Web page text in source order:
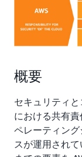
概要
セキュリティ
における共有
ペレーティン
スが運用され